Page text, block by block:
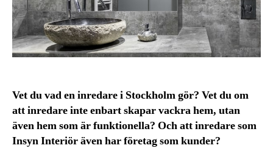
Vet du vad en inredare i Stockholm gör? Vet du om
att inredare inte enbart skapar vackra hem, utan
även hem som är funktionella? Och att inredare som
Insyn Interiör även har företag som kunder?